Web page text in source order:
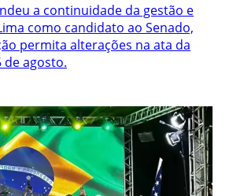
a continuidade da gestão e
como candidato ao Senado,
permita alterações na ata da
de agosto.